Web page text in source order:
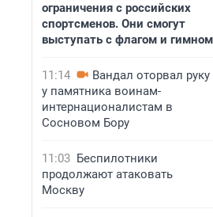
ограничения с российских
спортсменов. Они смогут
выступать с флагом и гимном
11:14
Вандал оторвал руку
у памятника воинам-
интернационалистам в
Сосновом Бору
11:03 Беспилотники
продолжают атаковать
Москву